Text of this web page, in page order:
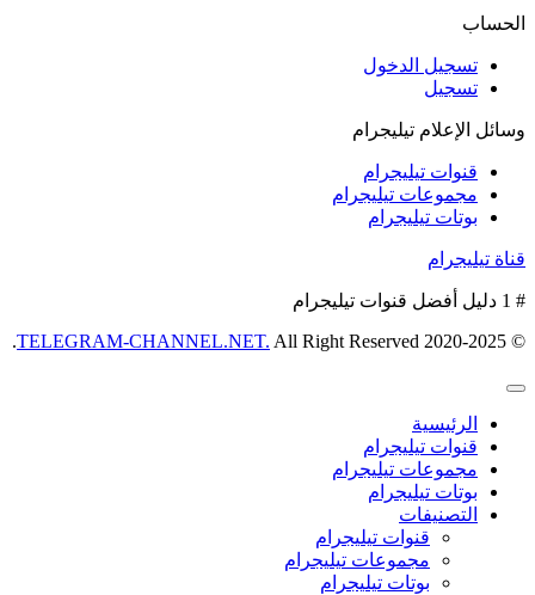
الحساب
تسجيل الدخول
تسجيل
وسائل الإعلام تيليجرام
قنوات تيليجرام
مجموعات تيليجرام
بوتات تيليجرام
قناة تيليجرام
# 1 دليل أفضل قنوات تيليجرام
© 2020-2025
TELEGRAM-CHANNEL.NET. All Right Reserved.
الرئيسية
قنوات تيليجرام
مجموعات تيليجرام
بوتات تيليجرام
التصنيفات
قنوات تيليجرام
مجموعات تيليجرام
بوتات تيليجرام